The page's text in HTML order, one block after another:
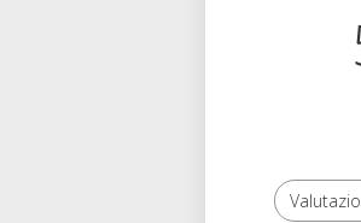
Tutte le valutazioni